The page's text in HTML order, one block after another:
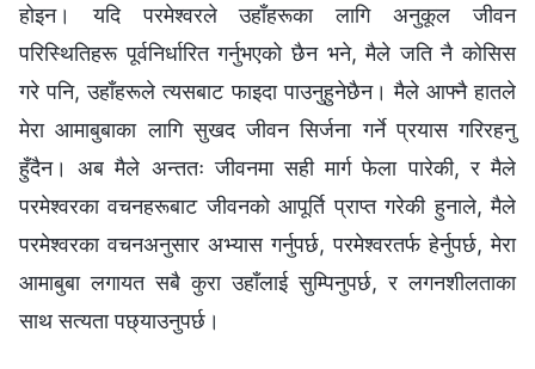
होइन। यदि परमेश्‍वरले उहाँहरूका लागि अनुकूल जीवन
परिस्थितिहरू पूर्वनिर्धारित गर्नुभएको छैन भने, मैले जति नै कोसिस
गरे पनि, उहाँहरूले त्यसबाट फाइदा पाउनुहुनेछैन। मैले आफ्नै हातले
मेरा आमाबुबाका लागि सुखद जीवन सिर्जना गर्ने प्रयास गरिरहनु
हुँदैन। अब मैले अन्ततः जीवनमा सही मार्ग फेला पारेकी, र मैले
परमेश्‍वरका वचनहरूबाट जीवनको आपूर्ति प्राप्त गरेकी हुनाले, मैले
परमेश्‍वरका वचनअनुसार अभ्यास गर्नुपर्छ, परमेश्‍वरतर्फ हेर्नुपर्छ, मेरा
आमाबुबा लगायत सबै कुरा उहाँलाई सुम्पिनुपर्छ, र लगनशीलताका
साथ सत्यता पछ्याउनुपर्छ।